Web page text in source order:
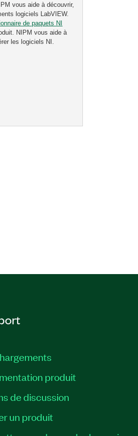
vous aide à découvrir,
logiciels LabVIEW.
de paquets NI
NIPM vous aide à
les logiciels NI.
produit
de discussion
un produit